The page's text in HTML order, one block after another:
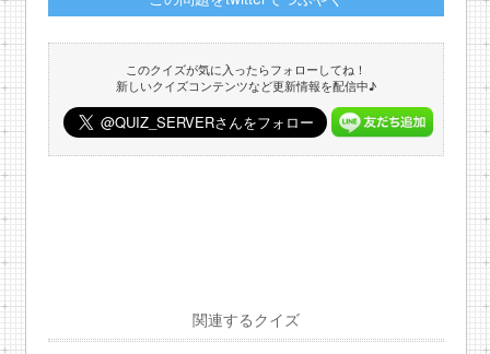
このクイズが気に入ったらフォローしてね！
新しいクイズコンテンツなど更新情報を配信中♪
関連するクイズ